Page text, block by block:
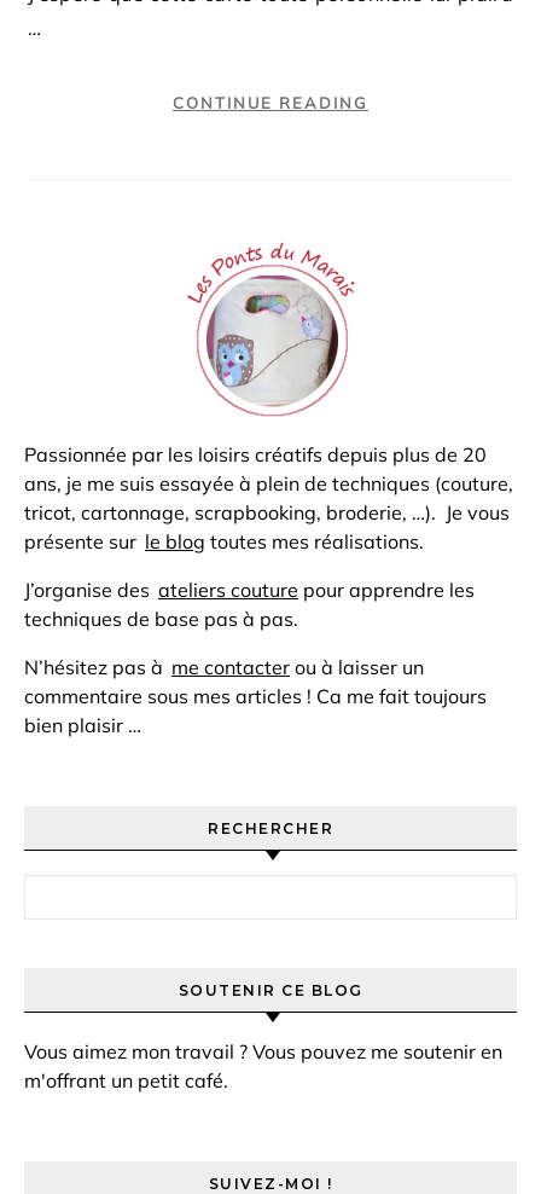
…
CONTINUE READING
Passionnée par les loisirs créatifs depuis plus de 20
ans, je me suis essayée à plein de techniques (couture,
tricot, cartonnage, scrapbooking, broderie, …). Je vous
présente sur le blog toutes mes réalisations.
J’organise des ateliers couture pour apprendre les
techniques de base pas à pas.
N’hésitez pas à me contacter ou à laisser un
commentaire sous mes articles ! Ca me fait toujours
bien plaisir …
RECHERCHER
SOUTENIR CE BLOG
Vous aimez mon travail ? Vous pouvez me soutenir en
m'offrant un petit café.
SUIVEZ-MOI !